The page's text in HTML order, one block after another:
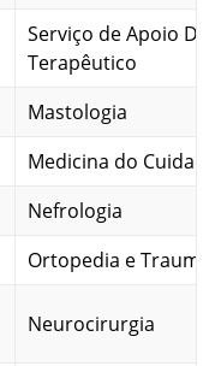
Serviço de Apoio
Terapêutico
Mastologia
Medicina do Cuidado
Nefrologia
Ortopedia e
Neurocirurgia